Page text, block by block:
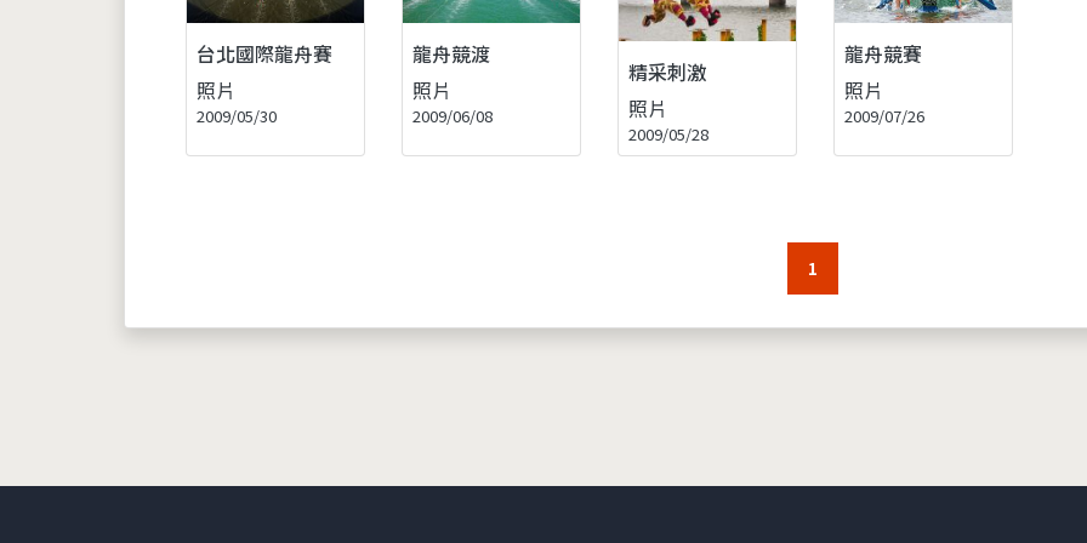
台北國際龍舟賽
照片
2009/05/30
龍舟競渡
照片
2009/06/08
精采刺激
照片
2009/05/28
龍舟競賽
照片
2009/07/26
1